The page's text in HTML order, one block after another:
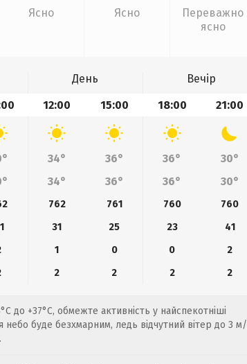
Ясно Ясно
Переважно
ясно
День
Вечір
12:00 15:00 18:00 21:00
34° 36° 36°
30°
34° 36° 36° 30°
762 761 760
760
31 25 23
41
1 0 0
2
2 2 2 2
до +37°C, обмежте активність у найспекотніші
небо буде безхмарним, ледь відчутний вітер до 3 м/